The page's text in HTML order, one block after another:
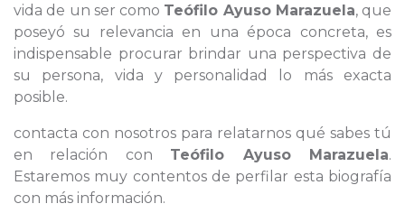
vida de un ser como Teófilo Ayuso Marazuela, que
poseyó su relevancia en una época concreta, es
indispensable procurar brindar una perspectiva de
su persona, vida y personalidad lo más exacta
posible.
contacta con nosotros para relatarnos qué sabes tú
en relación con Teófilo Ayuso Marazuela.
Estaremos muy contentos de perfilar esta biografía
con más información.